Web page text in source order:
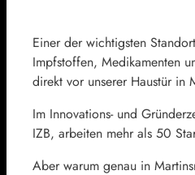
Einer der wichtigsten
Impfstoffen, Medikamenten
direkt vor unserer Haustür in
Im Innovations- und
IZB, arbeiten mehr als 50
Aber warum genau in